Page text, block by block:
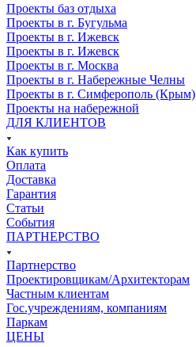
Проекты баз отдыха
Проекты в г. Бугульма
Проекты в г. Ижевск
Проекты в г. Ижевск
Проекты в г. Москва
Проекты в г. Набережные Челны
Проекты в г. Симферополь (Крым)
Проекты на набережной
ДЛЯ КЛИЕНТОВ
Как купить
Оплата
Доставка
Гарантия
Статьи
События
ПАРТНЕРСТВО
Партнерство
Проектировщикам/Архитекторам
Частным клиентам
Гос.учреждениям, компаниям
Паркам
ЦЕНЫ